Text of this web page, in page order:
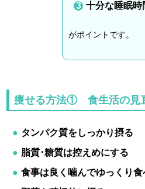
十分な睡眠時
がポイントです。
痩せる方法① 食生活の見
タンパク質をしっかり摂る
脂質･糖質は控えめにする
食事は良く噛んでゆっくり食